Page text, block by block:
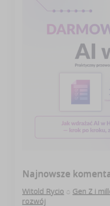
Najnowsze
Witold Rycio o Gen Z i
rozwój